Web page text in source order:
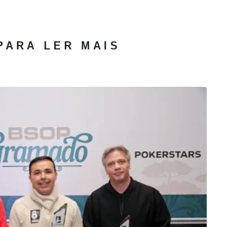
LER MAIS